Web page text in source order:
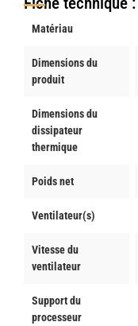
Matériau
Dimensions du
produit
Dimensions du
dissipateur
thermique
Poids net
Ventilateur(s)
Vitesse du
ventilateur
Support du
processeur